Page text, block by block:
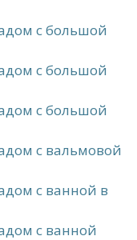
с большой
с большой
с большой
с вальмовой
с ванной в
с ванной